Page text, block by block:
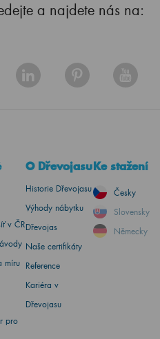
a najdete nás na:
v ČR
míru
pro
O Dřevojasu
Historie Dřevojasu
Výhody nábytku
Dřevojas
Naše certifikáty
Reference
Kariéra v
Dřevojasu
Ke stažení
Česky
Slovensky
Německy